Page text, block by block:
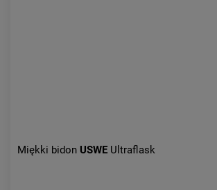
Miękki bidon USWE Ultraflask